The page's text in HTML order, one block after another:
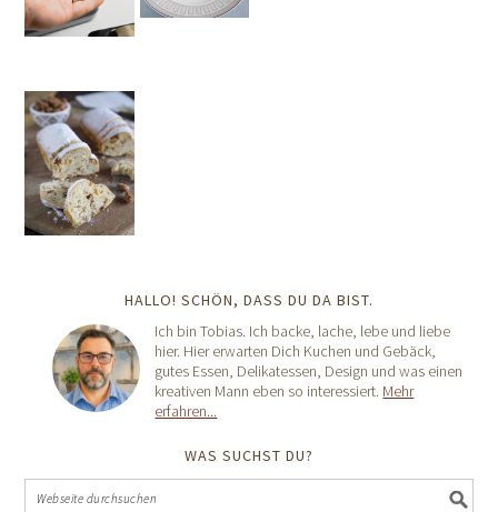
HALLO! SCHÖN, DASS DU DA BIST.
Ich bin Tobias. Ich backe, lache, lebe und liebe
hier. Hier erwarten Dich Kuchen und Gebäck,
gutes Essen, Delikatessen, Design und was einen
kreativen Mann eben so interessiert. Mehr
erfahren...
WAS SUCHST DU?